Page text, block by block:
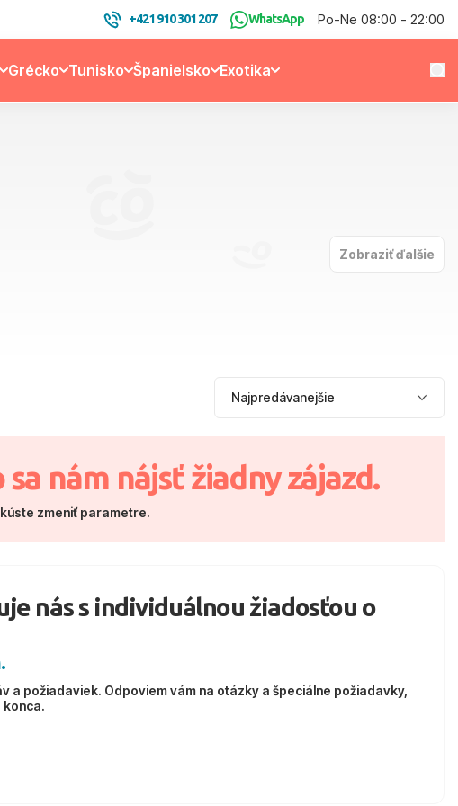
+421 910 301 207 WhatsApp Po-Ne 08:00 - 22:00
Grécko Tunisko Španielsko Exotika
Zobraziť ďalšie
nám nájsť žiadny zájazd.
zmeniť parametre.
nás s individuálnou žiadosťou o
a požiadaviek. Odpoviem vám na otázky a špeciálne požiadavky,
konca.